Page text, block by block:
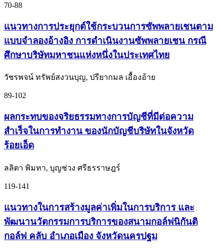
70-88
แนวทางการประยุกต์ใช้กระบวนการซัพพลายเชนตาม
แบบจำลองอ้างอิง การดำเนินงานซัพพลายเชน กรณี
ศึกษาบริษัทมหาชนแห่งหนึ่งในประเทศไทย
วัชรพจน์ ทรัพย์สงวนบุญ, ปรียากมล เอื้องอ้าย
89-102
ผลกระทบของจริยธรรมทางการบัญชีที่มีต่อความ
สำเร็จในการทำงาน ของนักบัญชีบริษัทในจังหวัด
ร้อยเอ็ด
ลลิตา พิมทา, บุญช่วง ศรีธรราษฎร์
119-141
แนวทางในการสร้างมูลค่าเพิ่มในการบริการ และ
พัฒนานวัตกรรมการบริการของสนามกอล์ฟนิกันติ
กอล์ฟ คลับ อำเภอเมือง จังหวัดนครปฐม